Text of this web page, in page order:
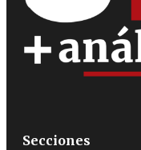
Secciones